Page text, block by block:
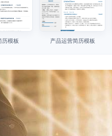
历模板 产品运营简历模板